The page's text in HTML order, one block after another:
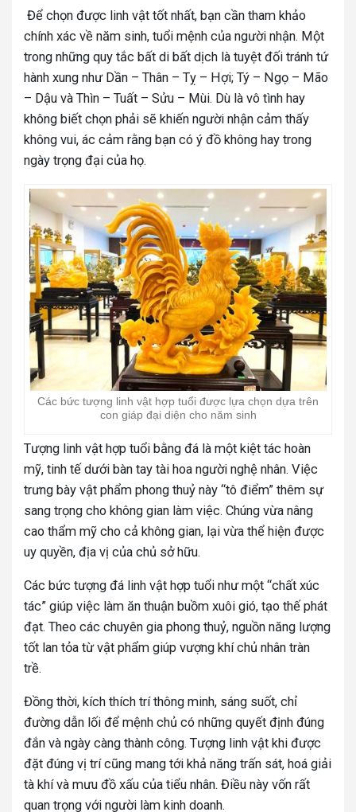
Để chọn được linh vật tốt nhất, bạn cần tham khảo
chính xác về năm sinh, tuổi mệnh của người nhận. Một
trong những quy tắc bất di bất dịch là tuyệt đối tránh tứ
hành xung như Dần – Thân – Tỵ – Hợi; Tý – Ngọ – Mão
– Dậu và Thìn – Tuất – Sửu – Mùi. Dù là vô tình hay
không biết chọn phải sẽ khiến người nhận cảm thấy
không vui, ác cảm rằng bạn có ý đồ không hay trong
ngày trọng đại của họ.
Các bức tượng linh vật hợp tuổi được lựa chọn dựa trên
con giáp đại diện cho năm sinh
Tượng linh vật hợp tuổi bằng đá là một kiệt tác hoàn
mỹ, tinh tế dưới bàn tay tài hoa người nghệ nhân. Việc
trưng bày vật phẩm phong thuỷ này “tô điểm” thêm sự
sang trọng cho không gian làm việc. Chúng vừa nâng
cao thẩm mỹ cho cả không gian, lại vừa thể hiện được
uy quyền, địa vị của chủ sở hữu.
Các bức tượng đá linh vật hợp tuổi như một “chất xúc
tác” giúp việc làm ăn thuận buồm xuôi gió, tạo thế phát
đạt. Theo các chuyên gia phong thuỷ, nguồn năng lượng
tốt lan tỏa từ vật phẩm giúp vượng khí chủ nhân tràn
trề.
Đồng thời, kích thích trí thông minh, sáng suốt, chỉ
đường dẫn lối để mệnh chủ có những quyết định đúng
đắn và ngày càng thành công. Tượng linh vật khi được
đặt đúng vị trí cũng mang tới khả năng trấn sát, hoá giải
tà khí và mưu đồ xấu của tiểu nhân. Điều này vốn rất
quan trọng với người làm kinh doanh.